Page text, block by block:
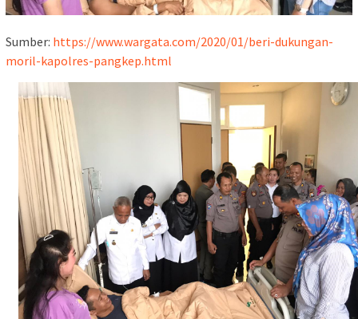
Sumber: https://www.wargata.com/2020/01/beri-dukungan-
moril-kapolres-pangkep.html